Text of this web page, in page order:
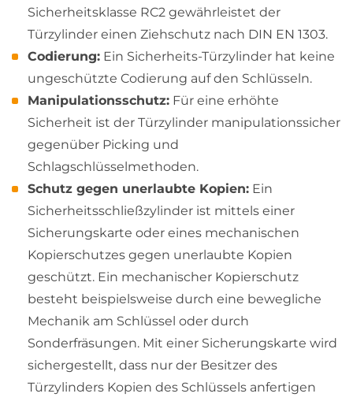
Sicherheitsklasse RC2 gewährleistet der
Türzylinder einen Ziehschutz nach DIN EN 1303.
Codierung: Ein Sicherheits-Türzylinder hat keine
ungeschützte Codierung auf den Schlüsseln.
Manipulationsschutz: Für eine erhöhte
Sicherheit ist der Türzylinder manipulationssicher
gegenüber Picking und
Schlagschlüsselmethoden.
Schutz gegen unerlaubte Kopien: Ein
Sicherheitsschließzylinder ist mittels einer
Sicherungskarte oder eines mechanischen
Kopierschutzes gegen unerlaubte Kopien
geschützt. Ein mechanischer Kopierschutz
besteht beispielsweise durch eine bewegliche
Mechanik am Schlüssel oder durch
Sonderfräsungen. Mit einer Sicherungskarte wird
sichergestellt, dass nur der Besitzer des
Türzylinders Kopien des Schlüssels anfertigen